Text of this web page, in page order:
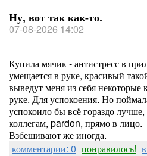
Ну, вот так как-то.
07-08-2026 14:02
Купила мячик - антистресс в
умещается в руке, красивый
выведут меня из себя некоторые
руке. Для успокоения. Но
успокоило бы всё гораздо
коллегам, pardon, прямо в лицо.
Взбешивают же иногда.
комментарии: 0 понравилось!